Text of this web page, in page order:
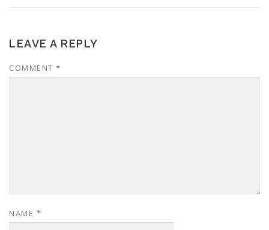
LEAVE A REPLY
COMMENT *
NAME *